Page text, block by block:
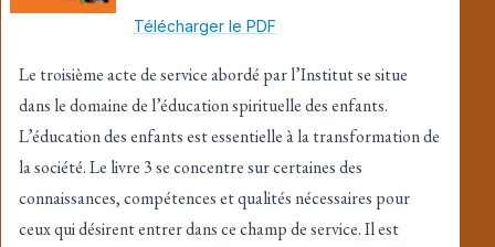
Télécharger le PDF
Le troisième acte de service abordé par l’Institut se situe
dans le domaine de l’éducation spirituelle des enfants.
L’éducation des enfants est essentielle à la transformation de
la société. Le livre 3 se concentre sur certaines des
connaissances, compétences et qualités nécessaires pour
ceux qui désirent entrer dans ce champ de service. Il est